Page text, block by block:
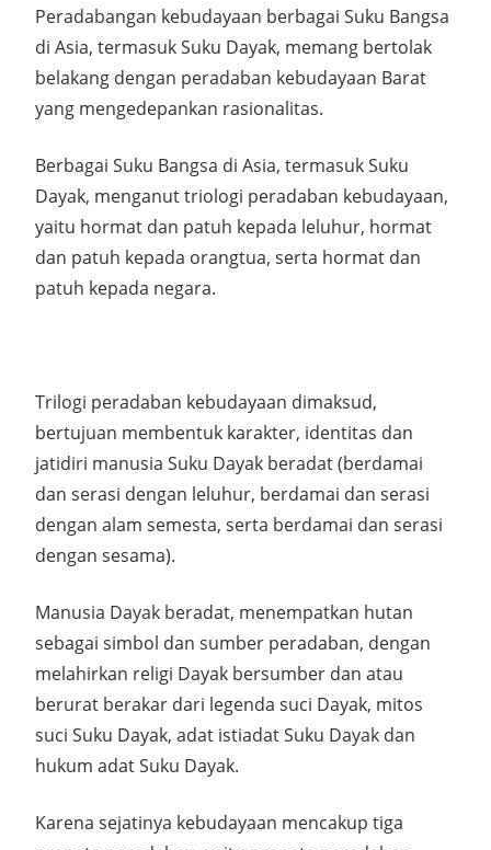
Peradabangan kebudayaan berbagai Suku Bangsa
di Asia, termasuk Suku Dayak, memang bertolak
belakang dengan peradaban kebudayaan Barat
yang mengedepankan rasionalitas.
Berbagai Suku Bangsa di Asia, termasuk Suku
Dayak, menganut triologi peradaban kebudayaan,
yaitu hormat dan patuh kepada leluhur, hormat
dan patuh kepada orangtua, serta hormat dan
patuh kepada negara.
Trilogi peradaban kebudayaan dimaksud,
bertujuan membentuk karakter, identitas dan
jatidiri manusia Suku Dayak beradat (berdamai
dan serasi dengan leluhur, berdamai dan serasi
dengan alam semesta, serta berdamai dan serasi
dengan sesama).
Manusia Dayak beradat, menempatkan hutan
sebagai simbol dan sumber peradaban, dengan
melahirkan religi Dayak bersumber dan atau
berurat berakar dari legenda suci Dayak, mitos
suci Suku Dayak, adat istiadat Suku Dayak dan
hukum adat Suku Dayak.
Karena sejatinya kebudayaan mencakup tiga